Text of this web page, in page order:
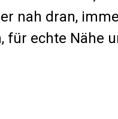
nah dran,
echte Nähe